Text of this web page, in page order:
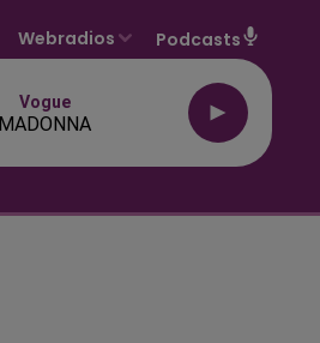
Webradios Podcasts
Vogue
MADONNA